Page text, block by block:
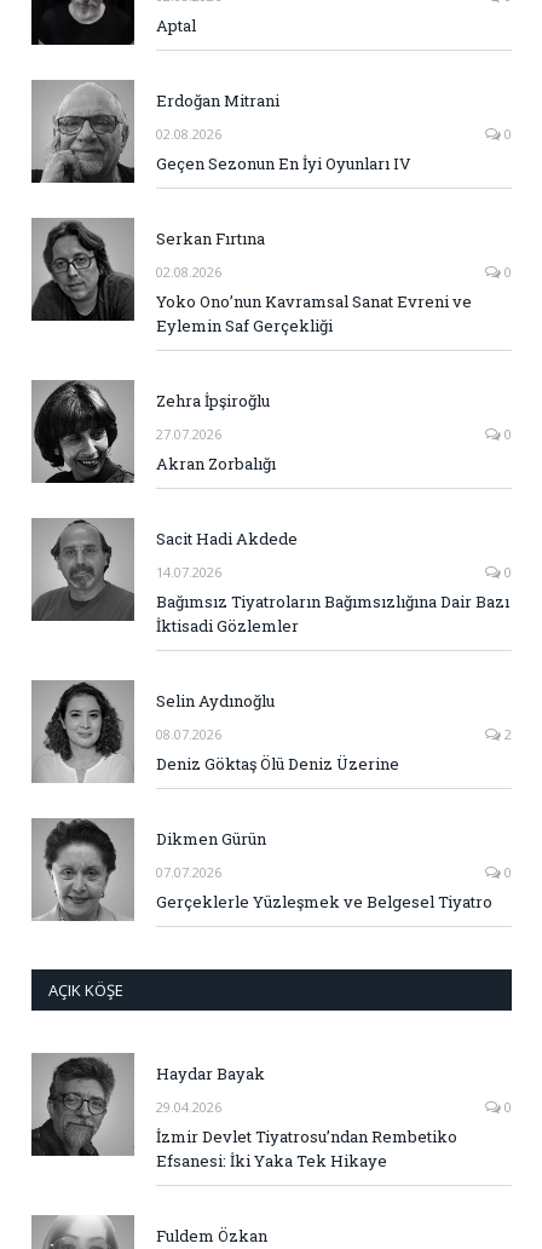
Aptal
Erdoğan Mitrani
02.08.2026 0
Geçen Sezonun En İyi Oyunları IV
Serkan Fırtına
02.08.2026 0
Yoko Ono’nun Kavramsal Sanat Evreni ve
Eylemin Saf Gerçekliği
Zehra İpşiroğlu
27.07.2026 0
Akran Zorbalığı
Sacit Hadi Akdede
14.07.2026 0
Bağımsız Tiyatroların Bağımsızlığına Dair Bazı
İktisadi Gözlemler
Selin Aydınoğlu
08.07.2026 2
Deniz Göktaş Ölü Deniz Üzerine
Dikmen Gürün
07.07.2026 0
Gerçeklerle Yüzleşmek ve Belgesel Tiyatro
AÇIK KÖŞE
Haydar Bayak
29.04.2026 0
İzmir Devlet Tiyatrosu’ndan Rembetiko
Efsanesi: İki Yaka Tek Hikaye
Fuldem Özkan